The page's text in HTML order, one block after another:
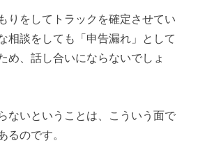
りをしてトラックを確定させてい
相談をしても「申告漏れ」として
め、話し合いにならないでしょ
ないということは、こういう面で
るのです。